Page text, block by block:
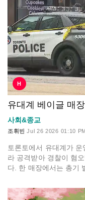
H
유대계 베이글 매
사회&종교
조휘빈 Jul 26 2026 01:10
토론토에서 유대계가
라 공격받아 경찰이 혐
다. 한 매장에서는 총기